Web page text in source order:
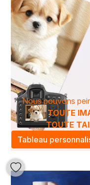
douceur, ces pièces
votre intérieur et
l'art de Lundstrom et
galerie d'art personnelle.
Nous pouvons
TOUTE
TOUTE
Tableau